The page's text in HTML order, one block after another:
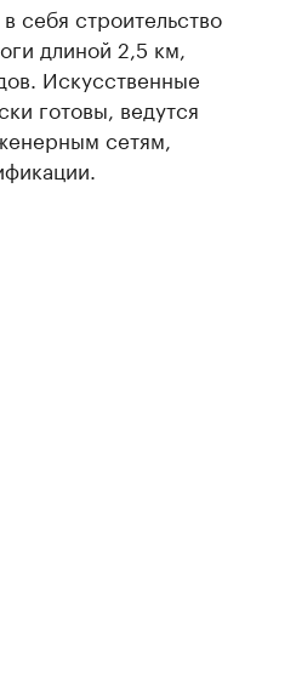
себя строительство
длиной 2,5 км,
Искусственные
готовы, ведутся
сетям,